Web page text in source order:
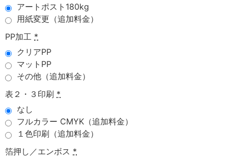
アートポスト180kg
用紙変更（追加料金）
PP加工 *
クリアPP
マットPP
その他（追加料金）
表２・３印刷 *
なし
フルカラー CMYK（追加料金）
１色印刷（追加料金）
箔押し／エンボス *